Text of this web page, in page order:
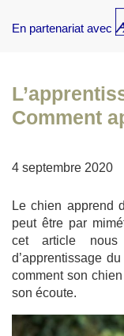
En partenariat avec
Comment
4 septembre 2020
Le chien apprend
peut être par
cet article nous
d’apprentissage
comment son
son écoute.